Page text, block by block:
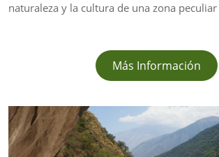
naturaleza y la cultura de una zona peculiar
Más Información